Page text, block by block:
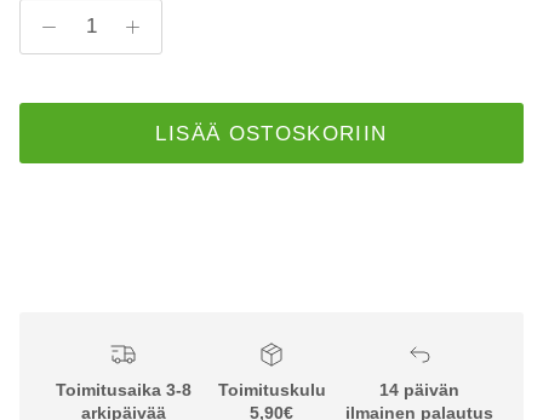
LISÄÄ OSTOSKORIIN
Toimitusaika 3-8
arkipäivää
Toimituskulu
5,90€
14 päivän
ilmainen palautus